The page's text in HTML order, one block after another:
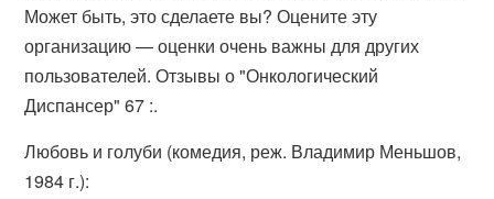
Может быть, это сделаете вы? Оцените эту
организацию — оценки очень важны для других
пользователей. Отзывы о "Онкологический
Диспансер" 67 :.
Любовь и голуби (комедия, реж. Владимир Меньшов,
1984 г.):